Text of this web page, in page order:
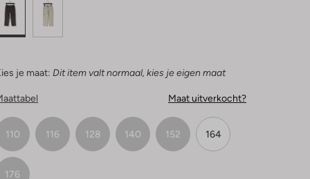
je maat: Dit item valt normaal, kies je eigen maat
Maat uitverkocht?
110 116 128 140 152 164
176